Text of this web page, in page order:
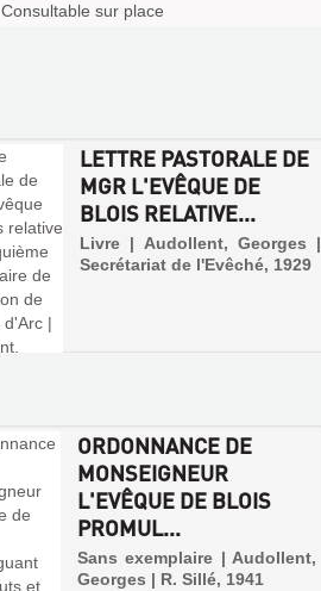
Consultable sur place
LETTRE PASTORALE DE
MGR L'EVÊQUE DE
BLOIS RELATIVE...
Livre | Audollent, Georges |
Secrétariat de l'Evêché, 1929
ORDONNANCE DE
MONSEIGNEUR
L'EVÊQUE DE BLOIS
PROMUL...
Sans exemplaire | Audollent,
Georges | R. Sillé, 1941